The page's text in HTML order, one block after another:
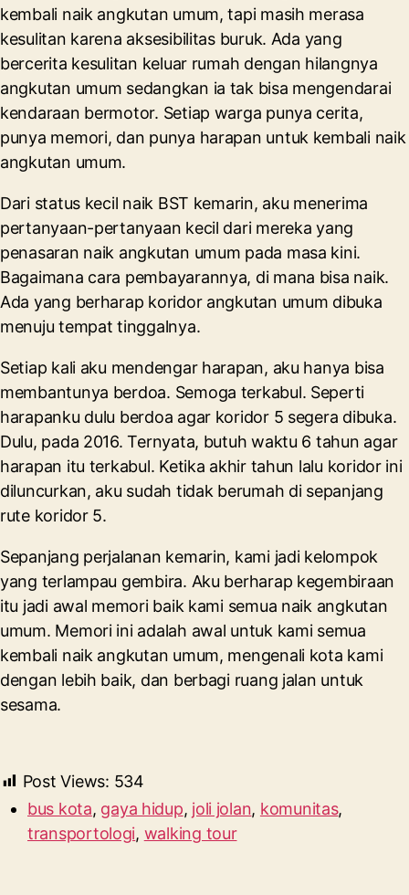
kembali naik angkutan umum, tapi masih merasa
kesulitan karena aksesibilitas buruk. Ada yang
bercerita kesulitan keluar rumah dengan hilangnya
angkutan umum sedangkan ia tak bisa mengendarai
kendaraan bermotor. Setiap warga punya cerita,
punya memori, dan punya harapan untuk kembali naik
angkutan umum.
Dari status kecil naik BST kemarin, aku menerima
pertanyaan-pertanyaan kecil dari mereka yang
penasaran naik angkutan umum pada masa kini.
Bagaimana cara pembayarannya, di mana bisa naik.
Ada yang berharap koridor angkutan umum dibuka
menuju tempat tinggalnya.
Setiap kali aku mendengar harapan, aku hanya bisa
membantunya berdoa. Semoga terkabul. Seperti
harapanku dulu berdoa agar koridor 5 segera dibuka.
Dulu, pada 2016. Ternyata, butuh waktu 6 tahun agar
harapan itu terkabul. Ketika akhir tahun lalu koridor ini
diluncurkan, aku sudah tidak berumah di sepanjang
rute koridor 5.
Sepanjang perjalanan kemarin, kami jadi kelompok
yang terlampau gembira. Aku berharap kegembiraan
itu jadi awal memori baik kami semua naik angkutan
umum. Memori ini adalah awal untuk kami semua
kembali naik angkutan umum, mengenali kota kami
dengan lebih baik, dan berbagi ruang jalan untuk
sesama.
Post Views: 534
bus kota, gaya hidup, joli jolan, komunitas,
transportologi, walking tour